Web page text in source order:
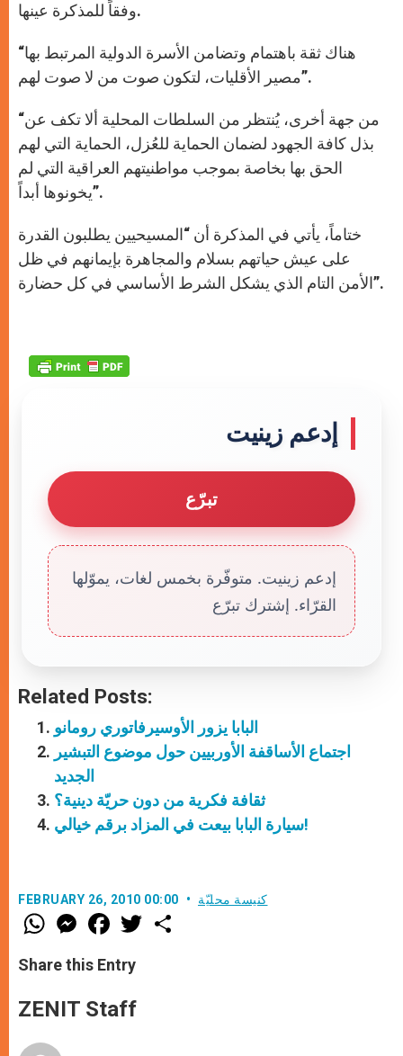
وفقاً للمذكرة عينها.
“هناك ثقة باهتمام وتضامن الأسرة الدولية المرتبط بها
مصير الأقليات، لتكون صوت من لا صوت لهم”.
“من جهة أخرى، يُنتظر من السلطات المحلية ألا تكف عن
بذل كافة الجهود لضمان الحماية للعُزل، الحماية التي لهم
الحق بها بخاصة بموجب مواطنيتهم العراقية التي لم
يخونوها أبداً”.
ختاماً، يأتي في المذكرة أن “المسيحيين يطلبون القدرة
على عيش حياتهم بسلام والمجاهرة بإيمانهم في ظل
الأمن التام الذي يشكل الشرط الأساسي في كل حضارة”.
إدعم زينيت
تبرّع
إدعم زينيت. متوفّرة بخمس لغات، يموّلها
القرّاء. إشترك تبرّع
Related Posts:
البابا يزور الأوسيرفاتوري رومانو
اجتماع الأساقفة الأوربيين حول موضوع التبشير
الجديد
ثقافة فكرية من دون حريّة دينية؟
سيارة البابا بيعت في المزاد برقم خيالي!
FEBRUARY 26, 2010 00:00 كنيسة محليّة
W
h
t
s
p
p
M
e
s
e
g
e
F
a
e
b
o
k
w
Share this Entry
ZENIT Staff